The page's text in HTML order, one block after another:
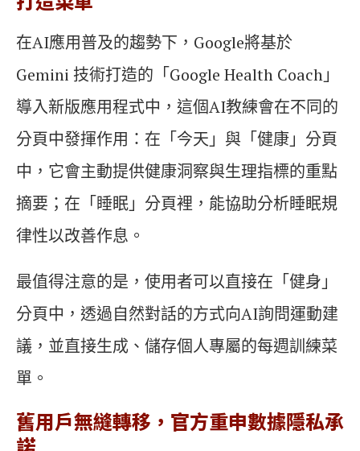
在AI應用普及的趨勢下，Google將基於
Gemini 技術打造的「Google Health Coach」
導入新版應用程式中，這個AI教練會在不同的
分頁中發揮作用：在「今天」與「健康」分頁
中，它會主動提供健康洞察與生理指標的重點
摘要；在「睡眠」分頁裡，能協助分析睡眠規
律性以改善作息。
最值得注意的是，使用者可以直接在「健身」
分頁中，透過自然對話的方式向AI詢問運動建
議，並直接生成、儲存個人專屬的每週訓練菜
單。
舊用戶無縫轉移，官方重申數據隱私承